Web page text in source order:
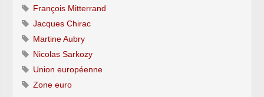
François Mitterrand
Jacques Chirac
Martine Aubry
Nicolas Sarkozy
Union européenne
Zone euro